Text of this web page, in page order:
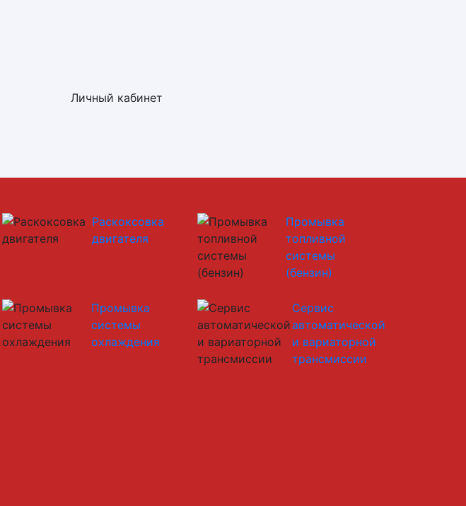
Личный кабинет
Раскоксовка
двигателя
Промывка
топливной
системы
(бензин)
Промывка
системы
охлаждения
Сервис
автоматической
и вариаторной
трансмиссии